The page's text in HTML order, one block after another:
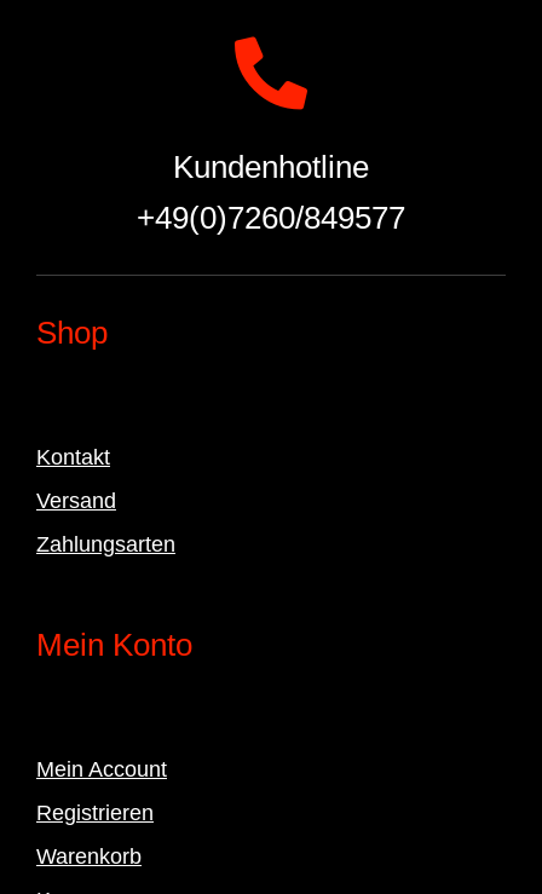
Kundenhotline
+49(0)7260/849577
Shop
Kontakt
Versand
Zahlungsarten
Mein Konto
Mein Account
Registrieren
Warenkorb